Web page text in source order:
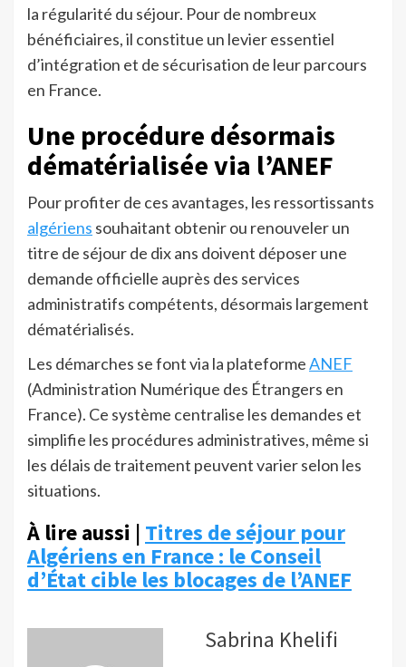
la régularité du séjour. Pour de nombreux
bénéficiaires, il constitue un levier essentiel
d’intégration et de sécurisation de leur parcours
en France.
Une procédure désormais
dématérialisée via l’ANEF
Pour profiter de ces avantages, les ressortissants
algériens souhaitant obtenir ou renouveler un
titre de séjour de dix ans doivent déposer une
demande officielle auprès des services
administratifs compétents, désormais largement
dématérialisés.
Les démarches se font via la plateformeANEF
(Administration Numérique des Étrangers en
France). Ce système centralise les demandes et
simplifie les procédures administratives, même si
les délais de traitement peuvent varier selon les
situations.
À lire aussi | Titres de séjour pour
Algériens en France : le Conseil
d’État cible les blocages de l’ANEF
Sabrina Khelifi